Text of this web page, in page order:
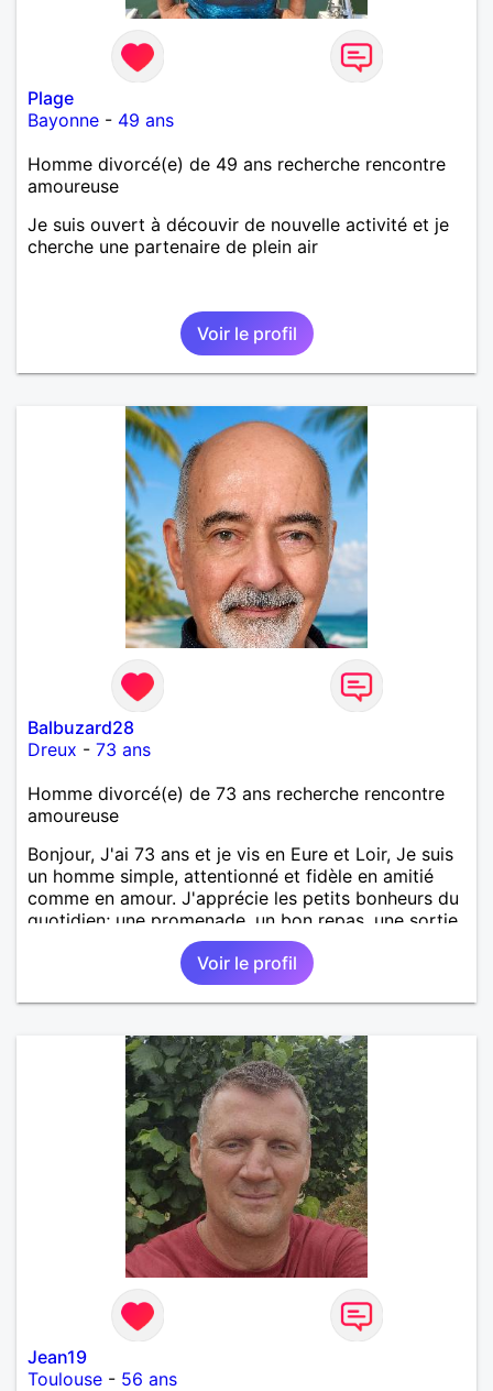
Plage
Bayonne - 49 ans
Homme divorcé(e) de 49 ans recherche rencontre
amoureuse
Je suis ouvert à découvir de nouvelle activité et je
cherche une partenaire de plein air
Voir le profil
Balbuzard28
Dreux - 73 ans
Homme divorcé(e) de 73 ans recherche rencontre
amoureuse
Bonjour, J'ai 73 ans et je vis en Eure et Loir, Je suis
un homme simple, attentionné et fidèle en amitié
comme en amour. J'apprécie les petits bonheurs du
quotidien; une promenade, un bon repas, une sortie,
une discision agréable ou un moment de détente à
deux. Je souhaite rencontrer une femme douce,
honnête et bienveillante, avec qui partager des
moments de complicité, de rire et de confiance. Je
une belle amitié et qu'il n'est jamais trop tard pour
écrire une nouvelle histoire. Si vous aimez les
échanges sincères, les valeurs de respect et de
simplicité, nous pourrions faire connaissance autour
d'un café suivi d'une balade, sans précipitation et
laisser le temps faire le reste. Au plaisir de vous lire.
Voir le profil
Jean19
Toulouse - 56 ans